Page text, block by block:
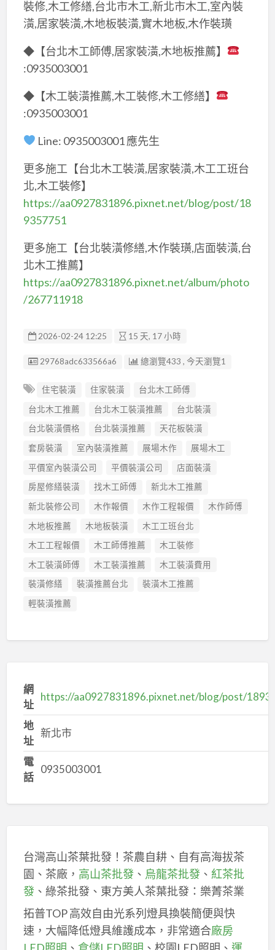
裝修,木工修繕,台北市木工,新北市木工,室內裝
潢,居家裝潢,木地板裝潢,實木地板,木作裝璜
◆【台北木工師傅,居家裝潢,木地板推薦】
:0935003001
◆【木工裝潢推薦,木工裝修,木工修繕】
:0935003001
Line: 0935003001 應先生
更多施工【台北木工裝潢,居家裝潢,木工工班台
北,木工裝修】
https://aa0927831896.pixnet.net/blog/post/18
9357751
更多施工【台北裝潢修繕,木作裝璜,店面裝潢,台
北木工推薦】
https://aa0927831896.pixnet.net/album/photo
/267711918
2026-02-24 12:25 15 天, 17 小時
廣告编號
29768adc633566a6 總瀏覽433 , 今天瀏覽1
住宅裝潢 住家裝潢
台北木工師傅
台北木工推薦
台北木工裝潢推薦
台北裝潢
台北裝潢價格
台北裝潢推薦
天花板裝潢
套房裝潢
室內裝潢推薦 展場木作
展場木工
平價室內裝潢公司
平價裝潢公司
店面裝潢
房屋修繕裝潢
找木工師傅
新北木工推薦
新北裝修公司
木作報價 木作工程報價
木作師傅
木地板推薦
木地板裝潢
木工工班台北
木工工程報價
木工師傅推薦
木工裝修
木工裝潢師傅
木工裝潢推薦
木工裝潢費用
裝潢修繕
裝潢推薦台北
裝潢木工推薦
輕裝潢推薦
網
址
https://aa0927831896.pixnet.net/blog/post/
地
址
新北市
電
話
0935003001
台灣高山茶葉批發！茶農自耕、自有高海拔茶
園、茶廠， 高山茶批發、 烏龍茶批發、 紅茶批
發、綠茶批發、東方美人茶葉批發：樂菁茶業
拓普TOP 高效自由光系列燈具換裝簡便與快
速，大幅降低燈具維護成本，非常適合廠房